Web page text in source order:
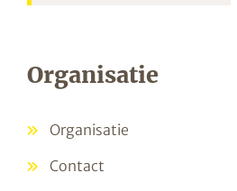
Organisatie
Organisatie
Contact